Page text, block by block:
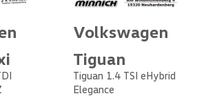
Volkswagen
Tiguan
Tiguan 1.4 TSI eHybrid
Elegance